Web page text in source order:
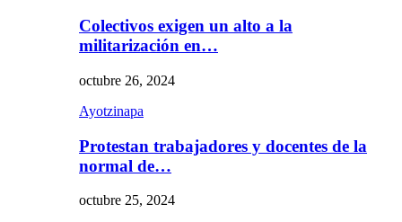
Colectivos exigen un alto a la
militarización en…
octubre 26, 2024
Ayotzinapa
Protestan trabajadores y docentes de la
normal de…
octubre 25, 2024